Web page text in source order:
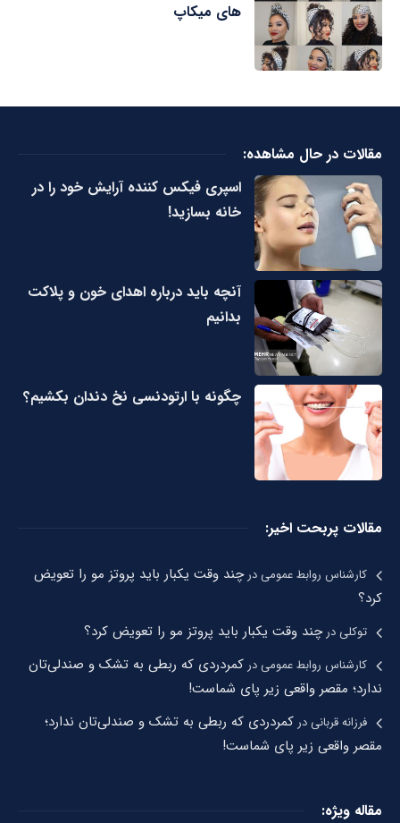
های میکاپ
مقالات در حال مشاهده:
اسپری فیکس کننده آرایش خود را در
خانه بسازید!
آنچه باید درباره اهدای خون و پلاکت
بدانیم
چگونه با ارتودنسی نخ دندان بکشیم؟
مقالات پربحت اخیر:
کارشناس روابط عمومیدرچند وقت یکبار باید پروتز مو را تعویض
کرد؟
توکلیدرچند وقت یکبار باید پروتز مو را تعویض کرد؟
کارشناس روابط عمومیدر کمردردی که ربطی به تشک و صندلی‌تان
ندارد؛ مقصر واقعی زیر پای شماست!
فرزانه قربانیدر کمردردی که ربطی به تشک و صندلی‌تان ندارد؛
مقصر واقعی زیر پای شماست!
مقاله ویژه: